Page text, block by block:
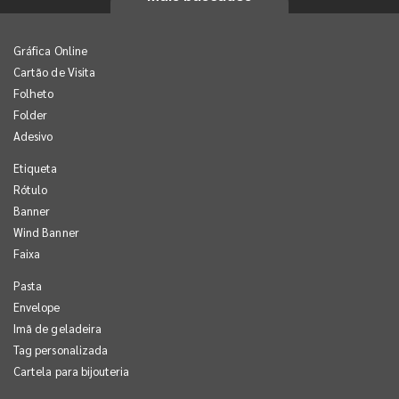
Gráfica Online
Cartão de Visita
Folheto
Folder
Adesivo
Etiqueta
Rótulo
Banner
Wind Banner
Faixa
Pasta
Envelope
Imã de geladeira
Tag personalizada
Cartela para bijouteria